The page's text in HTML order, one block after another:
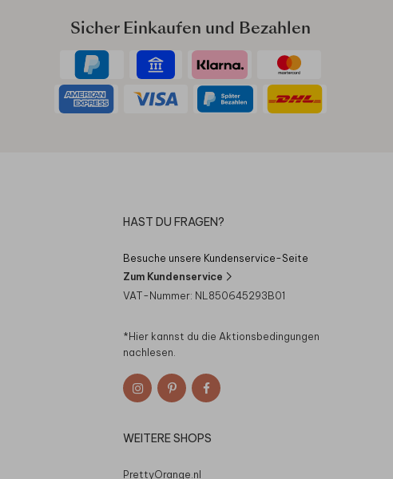
Sicher Einkaufen und Bezahlen
HAST DU FRAGEN?
Besuche unsere Kundenservice-Seite
Zum Kundenservice
VAT-Nummer: NL850645293B01
*Hier kannst du die Aktionsbedingungen
nachlesen.
WEITERE SHOPS
PrettyOrange.nl